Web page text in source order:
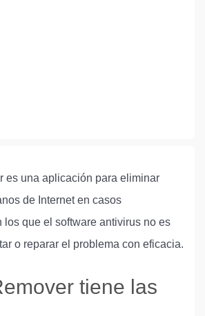
es una aplicación para eliminar
de Internet en casos
los que el software antivirus no es
o reparar el problema con eficacia.
tiene las